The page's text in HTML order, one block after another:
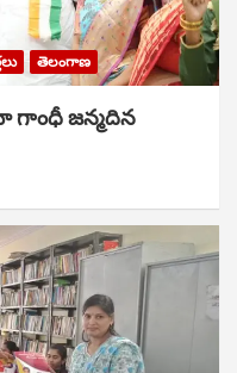
తెలంగాణ
గాంధీ జ‌న్మ‌దిన